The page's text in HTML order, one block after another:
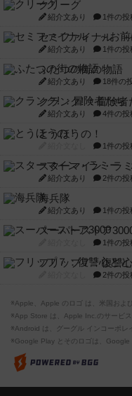
クリーグ
紹介文あり 1件の投
セミファイナル ～
紹介文あり 1件の投
ふたつの街の物語
紹介文あり 18件の
クランク! ：冒険者
紹介文あり 4件の投
とうほうの！
1件の投
スターマイン・ラ
紹介文あり 2件の投
海兵隊
紹介文あり 1件の投
スーパーストア
1件の投
フリップ７：復讐
2件の投
※Apple、Apple のロゴ は、米国およ
※App Store は、Apple Inc.のサービス
※Android は、グーグル インコーポレ
※Google Play とそのロゴは、Google